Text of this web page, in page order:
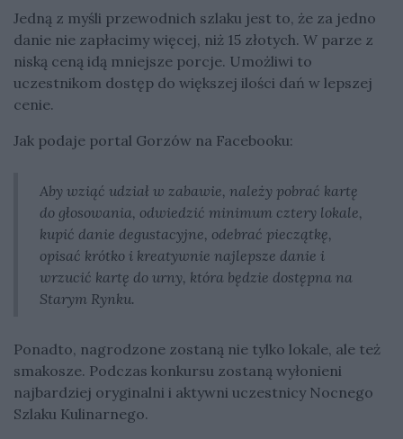
Jedną z myśli przewodnich szlaku jest to, że za jedno
danie nie zapłacimy więcej, niż 15 złotych. W parze z
niską ceną idą mniejsze porcje. Umożliwi to
uczestnikom dostęp do większej ilości dań w lepszej
cenie.
Jak podaje portal Gorzów na Facebooku:
Aby wziąć udział w zabawie, należy pobrać kartę
do głosowania, odwiedzić minimum cztery lokale,
kupić danie degustacyjne, odebrać pieczątkę,
opisać krótko i kreatywnie najlepsze danie i
wrzucić kartę do urny, która będzie dostępna na
Starym Rynku.
Ponadto, nagrodzone zostaną nie tylko lokale, ale też
smakosze. Podczas konkursu zostaną wyłonieni
najbardziej oryginalni i aktywni uczestnicy Nocnego
Szlaku Kulinarnego.